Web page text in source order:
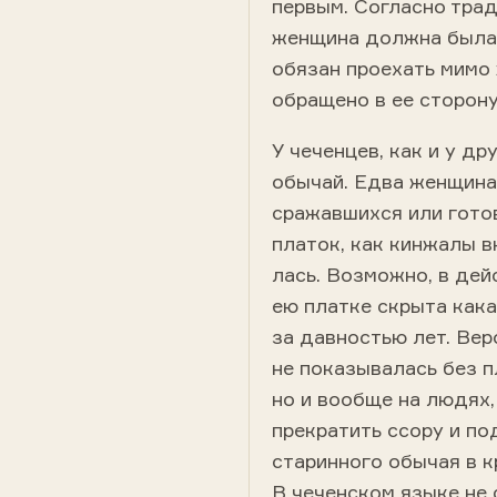
первым. Согласно
женщина должна была
обязан проехать
обращено в ее
У чеченцев, как и у
обычай. Едва
сражавшихся или
платок, как кинжалы
лась. Возможно, в
ею платке скрыта
за давностью лет.
не показывалась без
но и вообще на
прекратить ссору и
старинного обычая в
В чеченском языке